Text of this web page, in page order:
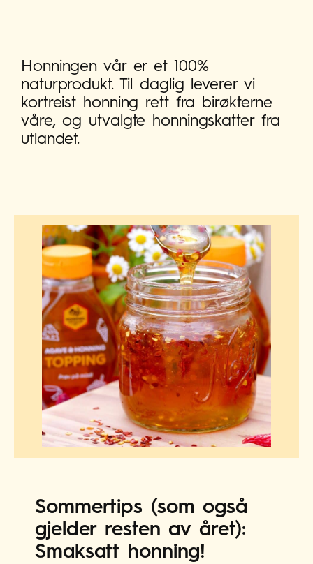
Honningen vår er et 100%
naturprodukt. Til daglig leverer vi
kortreist honning rett fra birøkterne
våre, og utvalgte honningskatter fra
utlandet.
Sommertips (som også
gjelder resten av året):
Smaksatt honning!